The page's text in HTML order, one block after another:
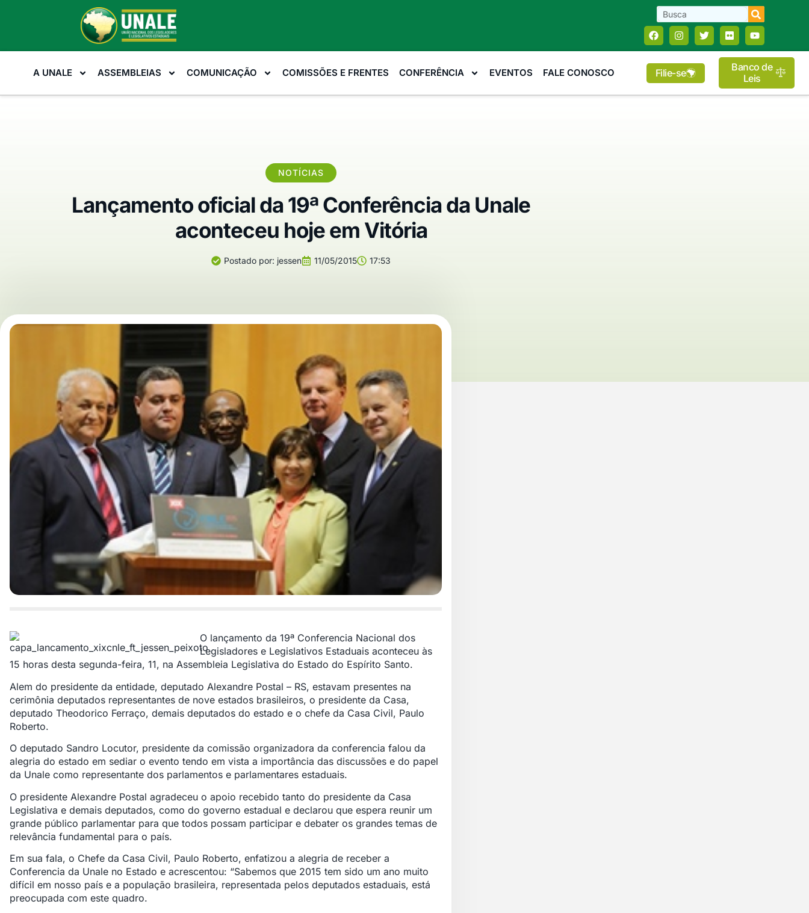
A UNALE ASSEMBLEIAS COMUNICAÇÃO COMISSÕES E FRENTES CONFERÊNCIA EVENTOS FALE CONOSCO Filie-se
Banco de
Leis
NOTÍCIAS
Lançamento oficial da 19ª Conferência da Unale
aconteceu hoje em Vitória
Postado por: jessen 11/05/2015 17:53
O lançamento da 19ª Conferencia Nacional dos
Legisladores e Legislativos Estaduais aconteceu às
15 horas desta segunda-feira, 11, na Assembleia Legislativa do Estado do Espírito Santo.
Alem do presidente da entidade, deputado Alexandre Postal – RS, estavam presentes na
cerimônia deputados representantes de nove estados brasileiros, o presidente da Casa,
deputado Theodorico Ferraço, demais deputados do estado e o chefe da Casa Civil, Paulo
Roberto.
O deputado Sandro Locutor, presidente da comissão organizadora da conferencia falou da
alegria do estado em sediar o evento tendo em vista a importância das discussões e do papel
da Unale como representante dos parlamentos e parlamentares estaduais.
O presidente Alexandre Postal agradeceu o apoio recebido tanto do presidente da Casa
Legislativa e demais deputados, como do governo estadual e declarou que espera reunir um
grande público parlamentar para que todos possam participar e debater os grandes temas de
relevância fundamental para o país.
Em sua fala, o Chefe da Casa Civil, Paulo Roberto, enfatizou a alegria de receber a
Conferencia da Unale no Estado e acrescentou: “Sabemos que 2015 tem sido um ano muito
difícil em nosso país e a população brasileira, representada pelos deputados estaduais, está
preocupada com este quadro.